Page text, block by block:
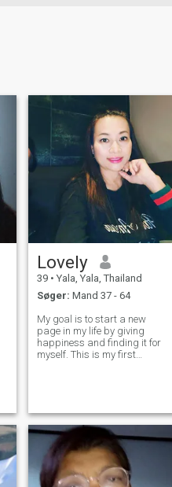
Lovely
39 • Yala, Yala, Thailand
Søger: Mand 37 - 64
My goal is to start a new
page in my life by giving
happiness and finding it for
myself. This is my first
development very much and
never get bored. There i